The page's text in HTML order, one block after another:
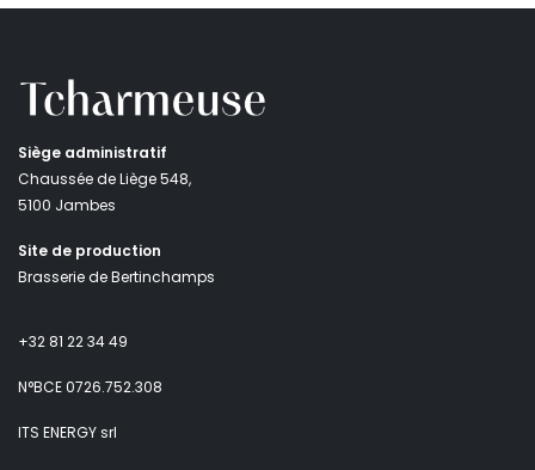
Siège administratif
Chaussée de Liège 548,
5100 Jambes
Site de production
Brasserie de Bertinchamps
+32 81 22 34 49
N°BCE 0726.752.308
ITS ENERGY srl